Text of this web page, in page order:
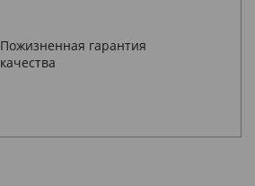
Пожизненная гарантия
качества